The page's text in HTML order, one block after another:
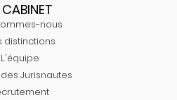
CABINET
nous
distinctions
L'équipe
Jurisnautes